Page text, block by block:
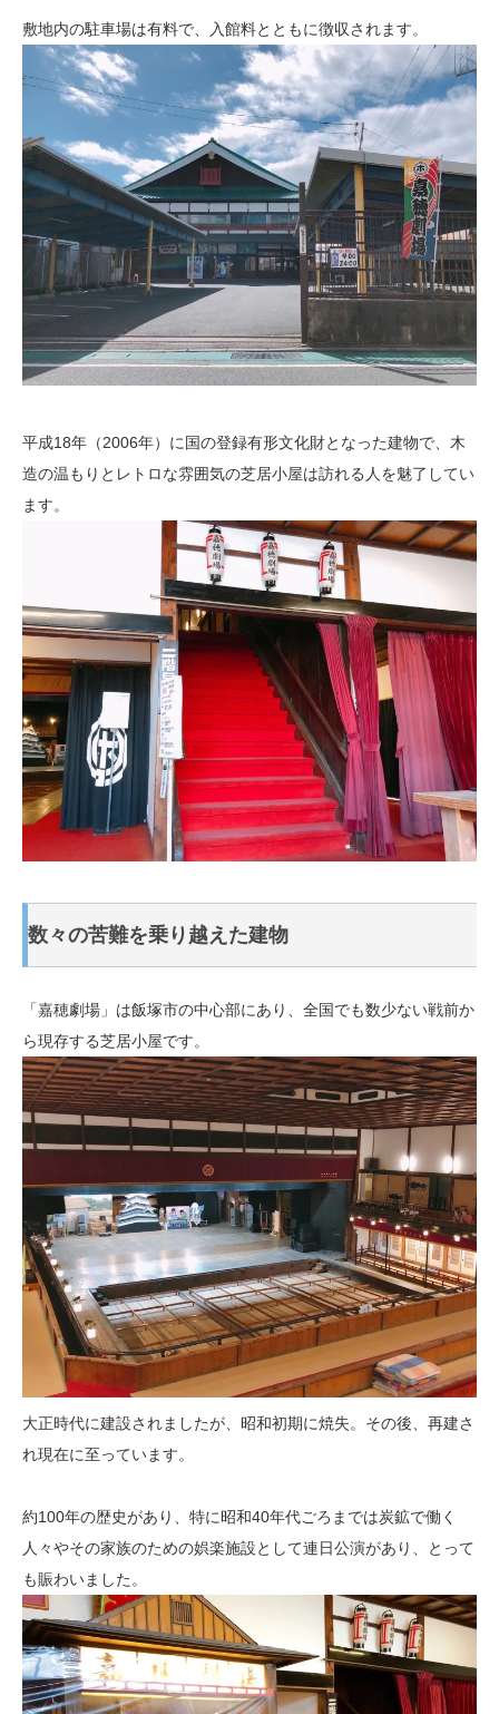
敷地内の駐車場は有料で、入館料とともに徴収されます。
平成18年（2006年）に国の登録有形文化財となった建物で、木
造の温もりとレトロな雰囲気の芝居小屋は訪れる人を魅了してい
ます。
数々の苦難を乗り越えた建物
「嘉穂劇場」は飯塚市の中心部にあり、全国でも数少ない戦前か
ら現存する芝居小屋です。
大正時代に建設されましたが、昭和初期に焼失。その後、再建さ
れ現在に至っています。
約100年の歴史があり、特に昭和40年代ごろまでは炭鉱で働く
人々やその家族のための娯楽施設として連日公演があり、とって
も賑わいました。